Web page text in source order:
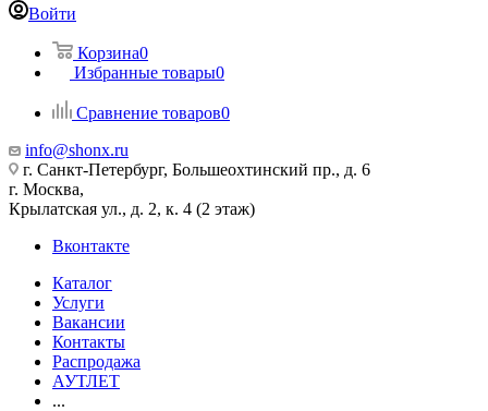
Войти
Корзина0
Избранные товары0
Сравнение товаров0
info@shonx.ru
г. Санкт-Петербург, Большеохтинский пр., д. 6
г. Москва,
Крылатская ул., д. 2, к. 4 (2 этаж)
Вконтакте
Каталог
Услуги
Вакансии
Контакты
Распродажа
АУТЛЕТ
...